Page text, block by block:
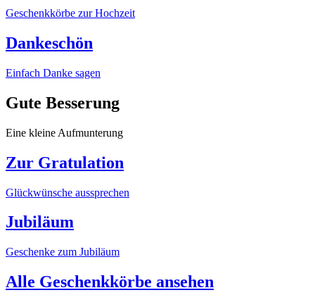
Geschenkkörbe zur Hochzeit
Dankeschön
Einfach Danke sagen
Gute Besserung
Eine kleine Aufmunterung
Zur Gratulation
Glückwünsche aussprechen
Jubiläum
Geschenke zum Jubiläum
Alle Geschenkkörbe ansehen